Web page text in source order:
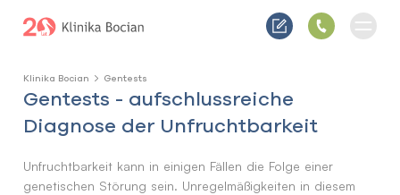
Klinika Bocian Gentests
Gentests - aufschlussreiche
Diagnose der Unfruchtbarkeit
Unfruchtbarkeit kann in einigen Fällen die Folge einer
genetischen Störung sein. Unregelmäßigkeiten in diesem